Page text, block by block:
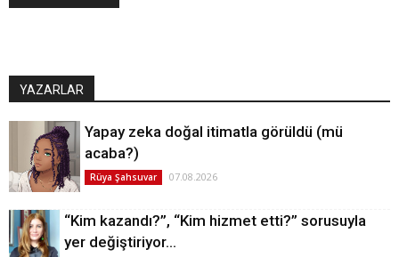
YAZARLAR
Yapay zeka doğal itimatla görüldü (mü
acaba?)
Rüya Şahsuvar 07.08.2026
“Kim kazandı?”, “Kim hizmet etti?” sorusuyla
yer değiştiriyor…